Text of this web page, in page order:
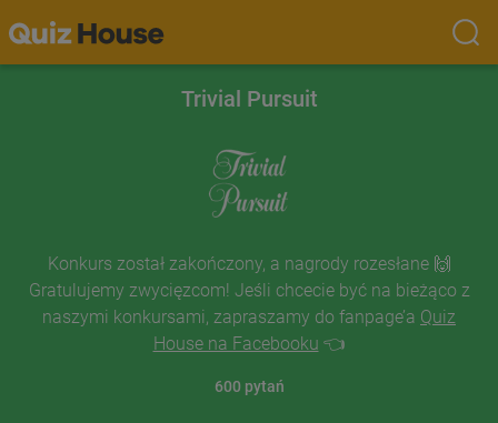
Trivial Pursuit
Konkurs został zakończony, a nagrody rozesłane 🙌
Gratulujemy zwycięzcom! Jeśli chcecie być na bieżąco z
naszymi konkursami, zapraszamy do fanpage’a Quiz
House na Facebooku 👈
600 pytań